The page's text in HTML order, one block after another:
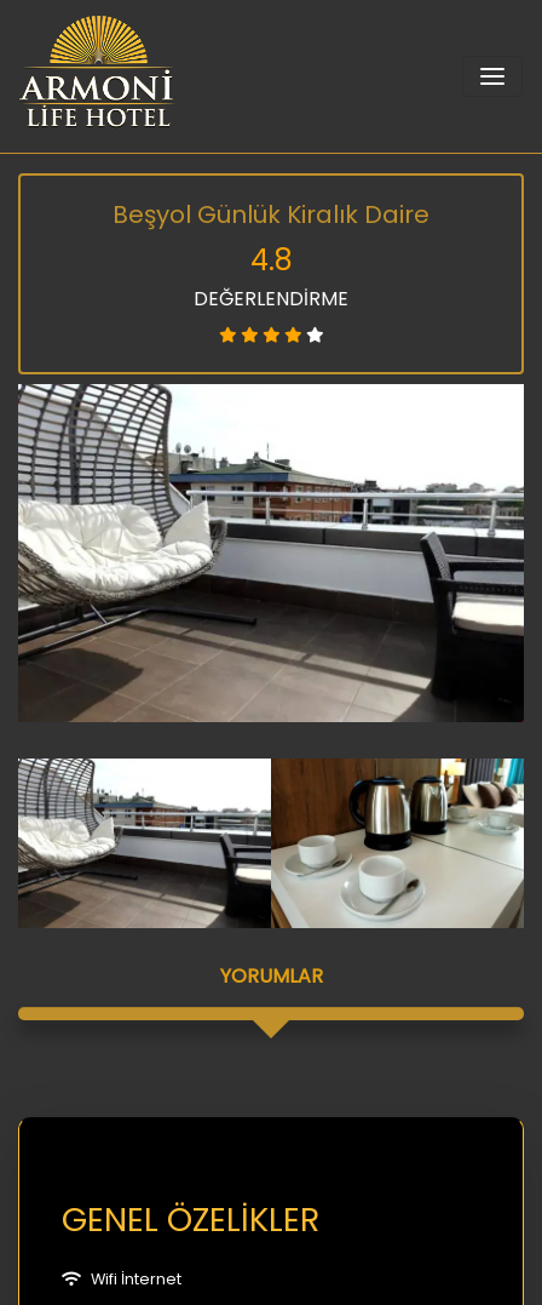
Beşyol Günlük Kiralık Daire
4.8
DEĞERLENDİRME
YORUMLAR
GENEL ÖZELİKLER
Wifi İnternet